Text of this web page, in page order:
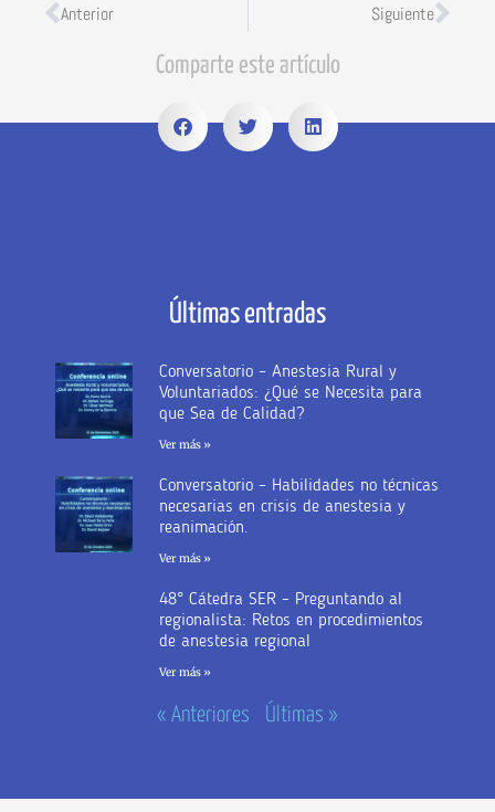
Anterior Siguiente
Comparte este artículo
Últimas entradas
Conversatorio – Anestesia Rural y
Voluntariados: ¿Qué se Necesita para
que Sea de Calidad?
Ver más »
Conversatorio – Habilidades no técnicas
necesarias en crisis de anestesia y
reanimación.
Ver más »
48° Cátedra SER – Preguntando al
regionalista: Retos en procedimientos
de anestesia regional
Ver más »
« Anteriores Últimas »